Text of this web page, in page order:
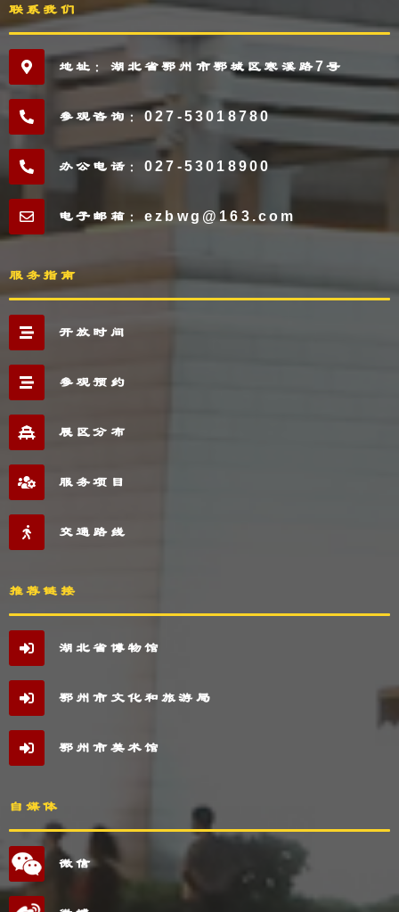
联系我们
地址：湖北省鄂州市鄂城区寒溪路7号
参观咨询：027-53018780
办公电话：027-53018900
电子邮箱：ezbwg@163.com
服务指南
开放时间
参观预约
展区分布
服务项目
交通路线
推荐链接
湖北省博物馆
鄂州市文化和旅游局
鄂州市美术馆
自媒体
微信